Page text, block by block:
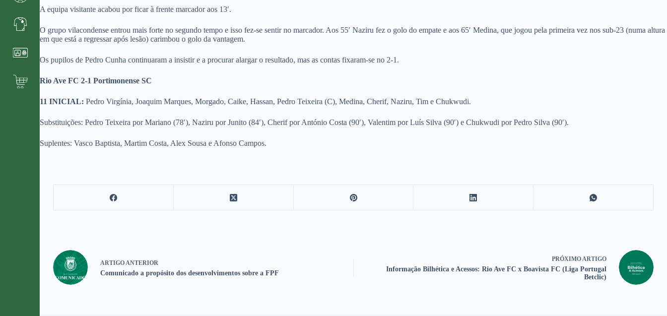
A equipa visitante acabou por ficar à frente marcador aos 13′.
O grupo vilacondense entrou mais forte no segundo tempo e isso fez-se sentir no marcador. Aos 55′ Naziru fez o golo do empate e aos 65′ Medina, que jogou pela primeira vez nos sub-23 (numa altura
em que está a regressar após lesão) carimbou o golo da vantagem.
Os pupilos de Pedro Cunha continuaram a insistir e a procurar alargar o resultado, mas as contas fixaram-se no 2-1.
Rio Ave FC 2-1 Portimonense SC
11 INICIAL: Pedro Virgínia, Joaquim Marques, Morgado, Caike, Hassan, Pedro Teixeira (C), Medina, Cherif, Naziru, Tim e Chukwudi.
Substituições: Pedro Teixeira por Mariano (78′), Naziru por Junito (84′), Cherif por António Costa (90′), Valentim por Luís Silva (90′) e Chukwudi por Pedro Silva (90′).
Suplentes: Vasco Baptista, Martim Costa, Alex Sousa e Afonso Campos.
ARTIGO ANTERIOR
Comunicado a propósito dos desenvolvimentos sobre a FPF
PRÓXIMO ARTIGO
Informação Bilhética e Acessos: Rio Ave FC x Boavista FC (Liga Portugal
Betclic)